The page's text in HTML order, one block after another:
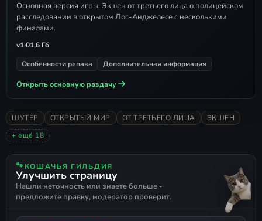
тип сети:Сеть LANилиИнтернет.
Найдите в открывшемся списке
присоединитесь к нему.
Выберите команду, подтвердите
матча.
Основная версия игры. Экшен от третьего лица о полицейском
расследовании в открытом Лос-Анджелесе с несколькими
финалами.
v1.01,6 Гб
Особенности репака
Дополнительная информация
Открыть основную раздачу
ШУТЕР ОТКРЫТЫЙ МИР ОТ ТРЕТЬЕГО ЛИЦА
ЭКШЕН
2004
СТЕЛС
ИССЛЕДОВАНИЕ
ПОСЛЕДСТВИЯ ВЫБОРА
КРИМИНАЛ
ТРИЛЛЕР
ДРАМА ТРАНСПОРТ КРОВЬ
АМЕРИКА
ОГРАБЛЕНИЕ
РУССКИЙ ЯЗЫК РУССКАЯ ОЗВУЧКА
+ ещё 18
🐾КОШАЧЬЯ ГИЛЬДИЯ
Улучшить страницу
Нашли неточность или знаете больше -
предложите правку, модератор проверит.